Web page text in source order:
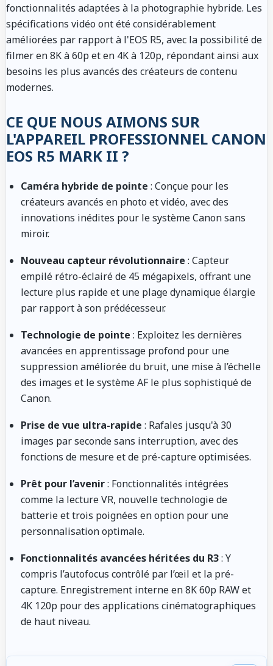
fonctionnalités adaptées à la photographie hybride. Les
spécifications vidéo ont été considérablement
améliorées par rapport à l'EOS R5, avec la possibilité de
filmer en 8K à 60p et en 4K à 120p, répondant ainsi aux
besoins les plus avancés des créateurs de contenu
modernes.
CE QUE NOUS AIMONS SUR
L'APPAREIL PROFESSIONNEL CANON
EOS R5 MARK II ?
Caméra hybride de pointe : Conçue pour les
créateurs avancés en photo et vidéo, avec des
innovations inédites pour le système Canon sans
miroir.
Nouveau capteur révolutionnaire : Capteur
empilé rétro-éclairé de 45 mégapixels, offrant une
lecture plus rapide et une plage dynamique élargie
par rapport à son prédécesseur.
Technologie de pointe : Exploitez les dernières
avancées en apprentissage profond pour une
suppression améliorée du bruit, une mise à l’échelle
des images et le système AF le plus sophistiqué de
Canon.
Prise de vue ultra-rapide : Rafales jusqu'à 30
images par seconde sans interruption, avec des
fonctions de mesure et de pré-capture optimisées.
Prêt pour l’avenir: Fonctionnalités intégrées
comme la lecture VR, nouvelle technologie de
batterie et trois poignées en option pour une
personnalisation optimale.
Fonctionnalités avancées héritées du R3: Y
compris l’autofocus contrôlé par l’œil et la pré-
capture. Enregistrement interne en 8K 60p RAW et
4K 120p pour des applications cinématographiques
de haut niveau.